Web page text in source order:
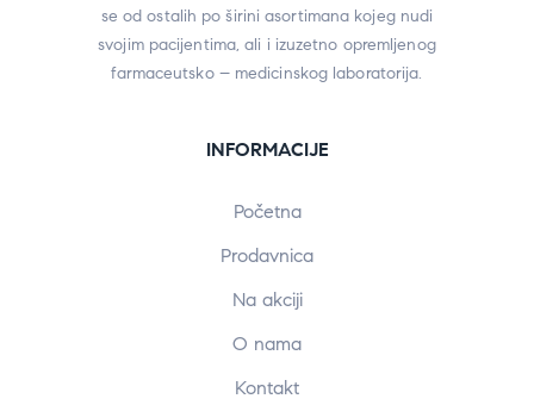
se od ostalih po širini asortimana kojeg nudi
svojim pacijentima, ali i izuzetno opremljenog
farmaceutsko – medicinskog laboratorija.
INFORMACIJE
Početna
Prodavnica
Na akciji
O nama
Kontakt